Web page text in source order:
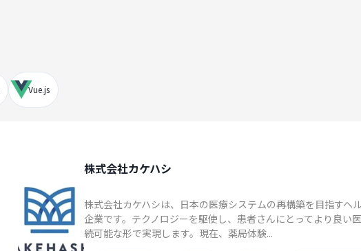
Vue.js
株式会社カケハシ
株式会社カケハシは、日本の医療システムの再構築を目指すヘ
企業です。テクノロジーを駆使し、患者さんにとってより良い
続可能な形で実現します。現在、薬局体験...